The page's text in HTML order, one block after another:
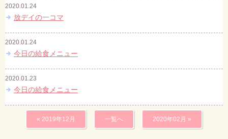
2020.01.24
放デイの一コマ
2020.01.24
今日の給食メニュー
2020.01.23
今日の給食メニュー
« 2019年12月 一覧へ 2020年02月 »